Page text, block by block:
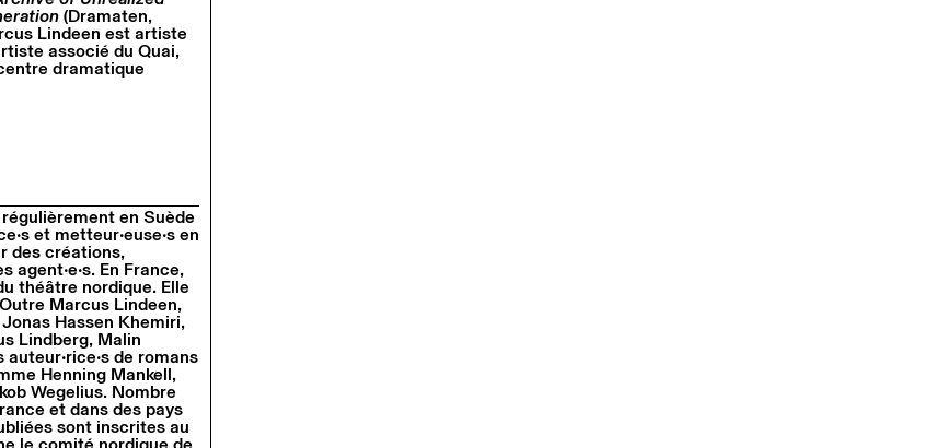
(Dramaten,
Lindeen est artiste
associé du Quai,
dramatique
en Suède
et metteur•euse•s en
des créations,
agent•e•s. En France,
théâtre nordique. Elle
Marcus Lindeen,
Hassen Khemiri,
Lindberg, Malin
de romans
Henning Mankell,
Wegelius. Nombre
et dans des pays
sont inscrites au